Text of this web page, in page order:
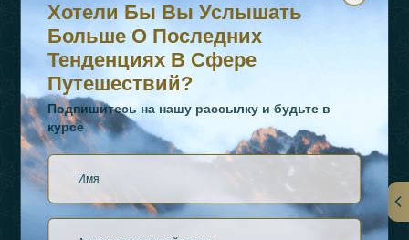
WhatsApp Нет :+442034682356
+971552944761
Хотели Бы Вы Услышать
Больше О Последних
Тенденциях В Сфере
Путешествий?
Подпишитесь на нашу рассылку и будьте в
курсе